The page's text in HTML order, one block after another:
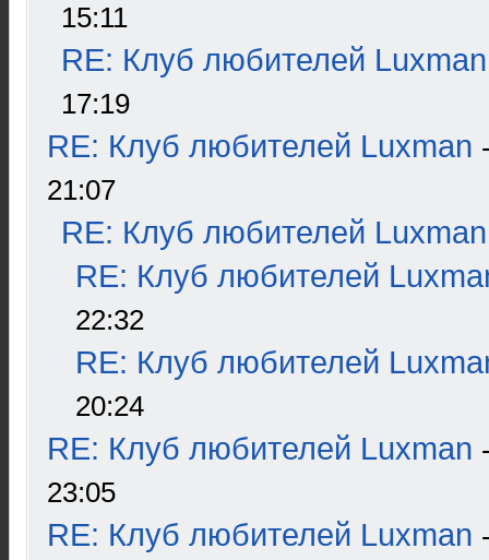
15:11
RE: Клуб любителей Luxman
17:19
RE: Клуб любителей Luxman
21:07
RE: Клуб любителей Luxman
RE: Клуб любителей
22:32
RE: Клуб любителей
20:24
RE: Клуб любителей Luxman
23:05
RE: Клуб любителей Luxman